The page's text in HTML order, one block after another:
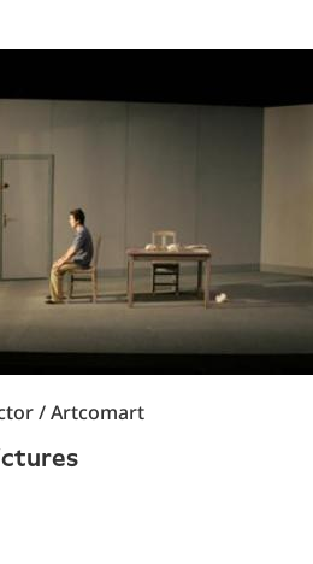
/ Artcomart